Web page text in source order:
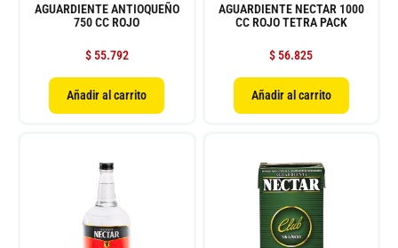
AGUARDIENTE ANTIOQUEÑO
750 CC ROJO
$55.792
Añadir al carrito
AGUARDIENTE NECTAR 1000
CC ROJO TETRA PACK
$56.825
Añadir al carrito